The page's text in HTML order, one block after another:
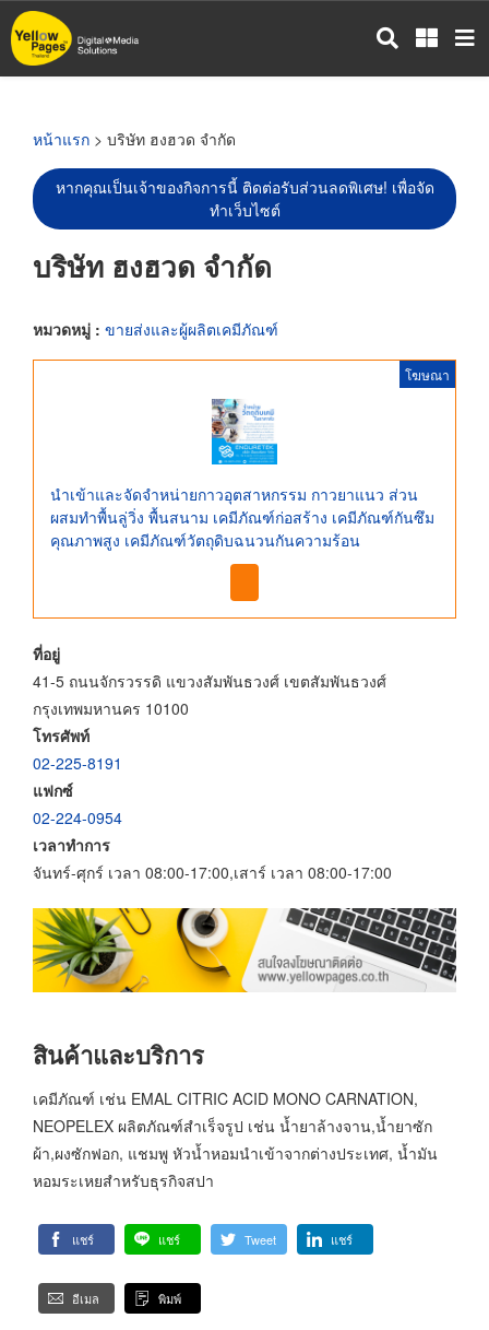
ข้าม
ไป
หน้าแรก > บริษัท ฮงฮวด จำกัด
หากคุณเป็นเจ้าของกิจการนี้ ติดต่อรับส่วนลดพิเศษ! เพื่อจัด
ทำเว็บไซต์
บริษัท ฮงฮวด จำกัด
หมวดหมู่ : ขายส่งและผู้ผลิตเคมีภัณฑ์
โฆษณา
นำเข้าและจัดจำหน่ายกาวอุตสาหกรรม กาวยาแนว ส่วน
ผสมทำพื้นลู่วิ่ง พื้นสนาม เคมีภัณฑ์ก่อสร้าง เคมีภัณฑ์กันซึม
คุณภาพสูง เคมีภัณฑ์วัตถุดิบฉนวนกันความร้อน
ที่อยู่
41-5 ถนนจักรวรรดิ แขวงสัมพันธวงศ์ เขตสัมพันธวงศ์
กรุงเทพมหานคร 10100
โทรศัพท์
02-225-8191
แฟกซ์
02-224-0954
เวลาทำการ
จันทร์-ศุกร์ เวลา 08:00-17:00,เสาร์ เวลา 08:00-17:00
สินค้าและบริการ
เคมีภัณฑ์ เช่น EMAL CITRIC ACID MONO CARNATION,
NEOPELEX ผลิตภัณฑ์สำเร็จรูป เช่น น้ำยาล้างจาน,น้ำยาซัก
ผ้า,ผงซักฟอก, แชมพู หัวน้ำหอมนำเข้าจากต่างประเทศ, น้ำมัน
หอมระเหยสำหรับธุรกิจสปา
แชร์ แชร์ Tweet แชร์
อีเมล พิมพ์